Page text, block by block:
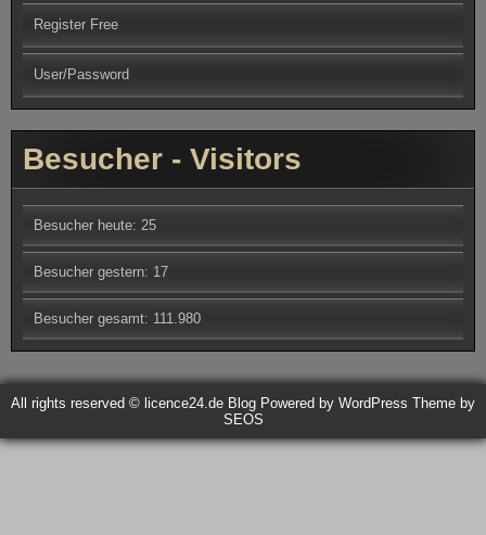
Register Free
User/Password
Besucher - Visitors
Besucher heute: 25
Besucher gestern: 17
Besucher gesamt: 111.980
All rights reserved © licence24.de Blog Powered by WordPress Theme by
SEOS